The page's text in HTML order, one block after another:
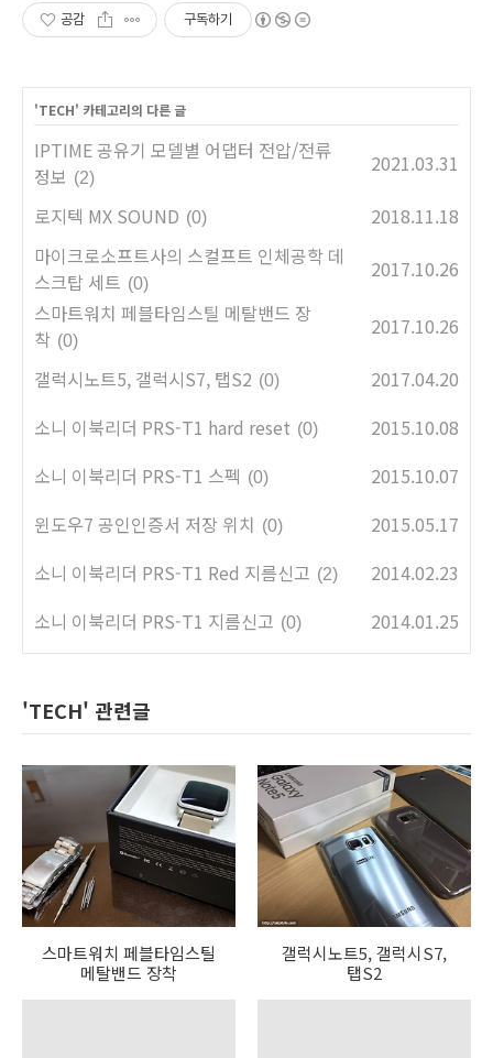
공감 구독하기
'TECH' 카테고리의 다른 글
IPTIME 공유기 모델별 어댑터 전압/전류
정보 (2)
2021.03.31
로지텍 MX SOUND (0)
2018.11.18
마이크로소프트사의 스컬프트 인체공학 데
스크탑 세트 (0)
2017.10.26
스마트워치 페블타임스틸 메탈밴드 장
착 (0)
2017.10.26
갤럭시노트5, 갤럭시S7, 탭S2 (0)
2017.04.20
소니 이북리더 PRS-T1 hard reset (0)
2015.10.08
소니 이북리더 PRS-T1 스펙 (0)
2015.10.07
윈도우7 공인인증서 저장 위치 (0)
2015.05.17
소니 이북리더 PRS-T1 Red 지름신고 (2)
2014.02.23
소니 이북리더 PRS-T1 지름신고 (0) 2014.01.25
'TECH' 관련글
스마트워치 페블타임스틸
메탈밴드 장착
갤럭시노트5, 갤럭시S7,
탭S2